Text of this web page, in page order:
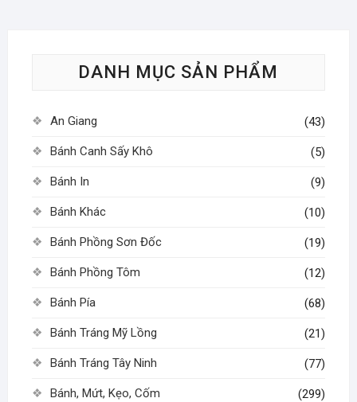
chọn
chọn
DANH MỤC SẢN PHẨM
An Giang (43)
Bánh Canh Sấy Khô (5)
Bánh In (9)
Bánh Khác (10)
Bánh Phồng Sơn Đốc (19)
Bánh Phồng Tôm (12)
Bánh Pía (68)
Bánh Tráng Mỹ Lồng (21)
Bánh Tráng Tây Ninh (77)
Bánh, Mứt, Kẹo, Cốm (299)